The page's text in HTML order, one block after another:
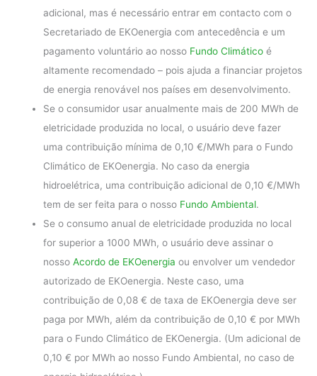
adicional, mas é necessário entrar em contacto com o
Secretariado de EKOenergia com antecedência e um
pagamento voluntário ao nosso Fundo Climático é
altamente recomendado – pois ajuda a financiar projetos
de energia renovável nos países em desenvolvimento.
Se o consumidor usar anualmente mais de 200 MWh de
eletricidade produzida no local, o usuário deve fazer
uma contribuição mínima de 0,10 €/MWh para o Fundo
Climático de EKOenergia. No caso da energia
hidroelétrica, uma contribuição adicional de 0,10 €/MWh
tem de ser feita para o nosso Fundo Ambiental.
Se o consumo anual de eletricidade produzida no local
for superior a 1000 MWh, o usuário deve assinar o
nossoAcordo de EKOenergia ou envolver um vendedor
autorizado de EKOenergia. Neste caso, uma
contribuição de 0,08 € de taxa de EKOenergia deve ser
paga por MWh, além da contribuição de 0,10 € por MWh
para o Fundo Climático de EKOenergia. (Um adicional de
0,10 € por MWh ao nosso Fundo Ambiental, no caso de